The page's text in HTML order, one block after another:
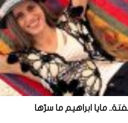
مايا ابراهيم ما سرّها